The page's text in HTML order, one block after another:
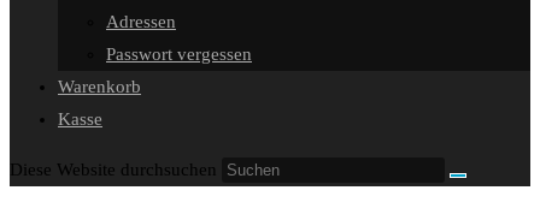
Adressen
Passwort vergessen
Warenkorb
Kasse
Diese Website durchsuchen